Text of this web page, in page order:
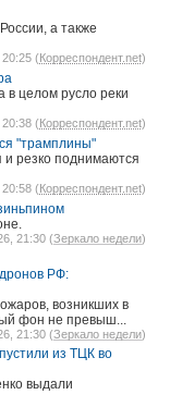
а также
(Корреспондент.net)
целом русло реки
(Корреспондент.net)
"трамплины"
резко поднимаются
(Корреспондент.net)
21:30 (Зеркало недели)
РФ:
возникших в
фон не превыш...
21:30 (Зеркало недели)
из ТЦК во
выдали